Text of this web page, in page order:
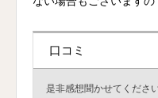
口コミ
是非感想聞かせてくださ